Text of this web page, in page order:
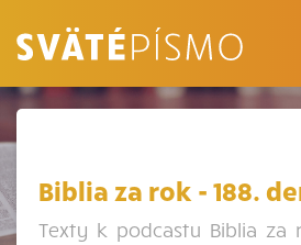
Biblia za rok - 188.
Texty k podcastu Biblia za